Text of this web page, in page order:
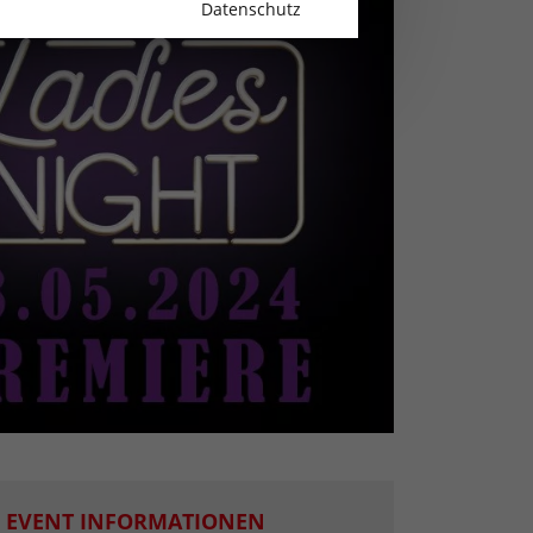
EVENT INFORMATIONEN
Datenschutz